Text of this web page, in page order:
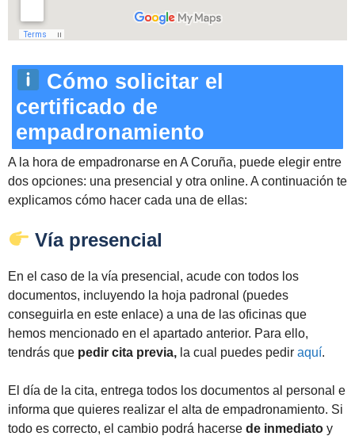
Cómo solicitar el
certificado de
empadronamiento
A la hora de empadronarse en A Coruña, puede elegir entre
dos opciones: una presencial y otra online. A continuación te
explicamos cómo hacer cada una de ellas:
Vía presencial
En el caso de la vía presencial, acude con todos los
documentos, incluyendo la hoja padronal (puedes
conseguirla en este enlace) a una de las oficinas que
hemos mencionado en el apartado anterior. Para ello,
tendrás que pedir cita previa, la cual puedes pedir aquí.
El día de la cita, entrega todos los documentos al personal e
informa que quieres realizar el alta de empadronamiento. Si
todo es correcto, el cambio podrá hacerse de inmediato y